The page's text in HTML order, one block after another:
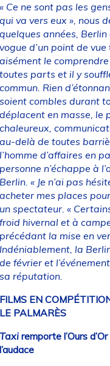
Ce ne sont pas les
va vers eux », nous
années,
d’un point de
le
parts et il y
Rien
combles durant
en masse, le
delà de toutes
d’affaires en
n’échappe à
« Je n’ai pas
mes places
spectateur. «
hivernal et à
la mise en
la
février et
réputation.
EN
PALMARÈS
remporte l’Ours